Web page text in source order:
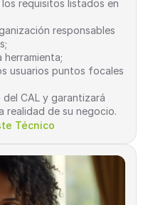
en vivo
y entienda cómo reducir
ocultos y estructurar una
de vida de estas
requisitos listados en
responsables
herramienta;
usuarios puntos focales
CAL y garantizará
realidad de su negocio.
Técnico